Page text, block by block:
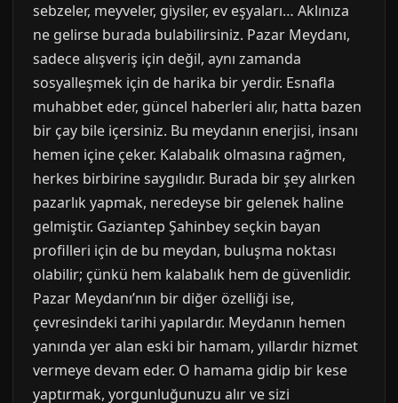
sebzeler, meyveler, giysiler, ev eşyaları… Aklınıza
ne gelirse burada bulabilirsiniz. Pazar Meydanı,
sadece alışveriş için değil, aynı zamanda
sosyalleşmek için de harika bir yerdir. Esnafla
muhabbet eder, güncel haberleri alır, hatta bazen
bir çay bile içersiniz. Bu meydanın enerjisi, insanı
hemen içine çeker. Kalabalık olmasına rağmen,
herkes birbirine saygılıdır. Burada bir şey alırken
pazarlık yapmak, neredeyse bir gelenek haline
gelmiştir. Gaziantep Şahinbey seçkin bayan
profilleri için de bu meydan, buluşma noktası
olabilir; çünkü hem kalabalık hem de güvenlidir.
Pazar Meydanı’nın bir diğer özelliği ise,
çevresindeki tarihi yapılardır. Meydanın hemen
yanında yer alan eski bir hamam, yıllardır hizmet
vermeye devam eder. O hamama gidip bir kese
yaptırmak, yorgunluğunuzu alır ve sizi